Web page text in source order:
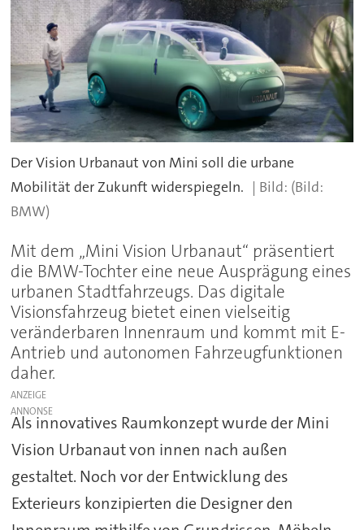
Der Vision Urbanaut von Mini soll die urbane
Mobilität der Zukunft widerspiegeln.
(Bild:
BMW)
Mit dem „Mini Vision Urbanaut“ präsentiert
die BMW-Tochter eine neue Ausprägung eines
urbanen Stadtfahrzeugs. Das digitale
Visionsfahrzeug bietet einen vielseitig
veränderbaren Innenraum und kommt mit E-
Antrieb und autonomen Fahrzeugfunktionen
daher.
ANZEIGE
Als innovatives Raumkonzept wurde der Mini
Vision Urbanaut von innen nach außen
gestaltet. Noch vor der Entwicklung des
Exterieurs konzipierten die Designer den